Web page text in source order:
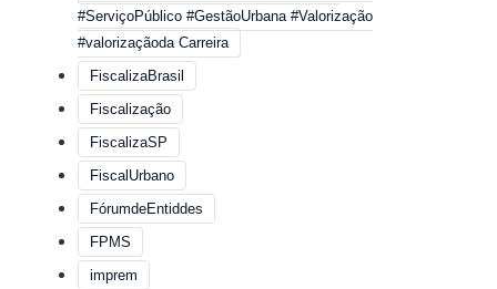
#ServiçoPúblico #GestãoUrbana #Valorização
#valorizaçãoda Carreira
FiscalizaBrasil
Fiscalização
FiscalizaSP
FiscalUrbano
FórumdeEntiddes
FPMS
imprem